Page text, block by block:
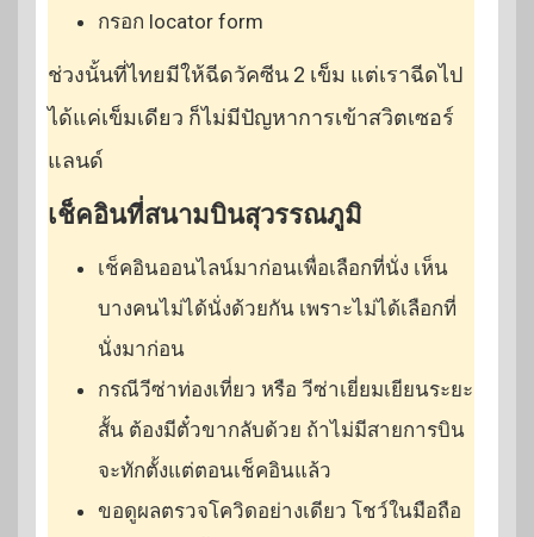
กรอก locator form
ช่วงนั้นที่ไทยมีให้ฉีดวัคซีน 2 เข็ม แต่เราฉีดไป
ได้แค่เข็มเดียว ก็ไม่มีปัญหาการเข้าสวิตเซอร์
แลนด์
เช็คอินที่สนามบินสุวรรณภูมิ
เช็คอินออนไลน์มาก่อนเพื่อเลือกที่นั่ง เห็น
บางคนไม่ได้นั่งด้วยกัน เพราะไม่ได้เลือกที่
นั่งมาก่อน
กรณีวีซ่าท่องเที่ยว หรือ วีซ่าเยี่ยมเยียนระยะ
สั้น ต้องมีตั๋วขากลับด้วย ถ้าไม่มีสายการบิน
จะทักตั้งแต่ตอนเช็คอินแล้ว
ขอดูผลตรวจโควิดอย่างเดียว โชว์ในมือถือ